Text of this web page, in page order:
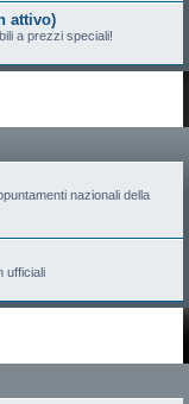
attivo)
a prezzi speciali!
nazionali della
ufficiali